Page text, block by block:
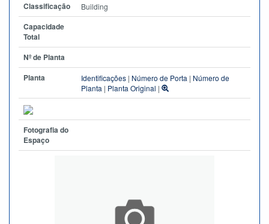
Classificação Building
Capacidade
Total
Nº de Planta
Planta
Identificações | Número de Porta | Número de
Planta | Planta Original |
Fotografia do
Espaço